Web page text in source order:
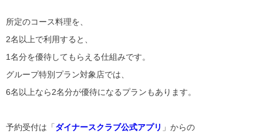
所定のコース料理を、
2名以上で利用すると、
1名分を優待してもらえる仕組みです。
グループ特別プラン対象店では、
6名以上なら2名分が優待になるプランもあります。
予約受付は「ダイナースクラブ公式アプリ 」からの